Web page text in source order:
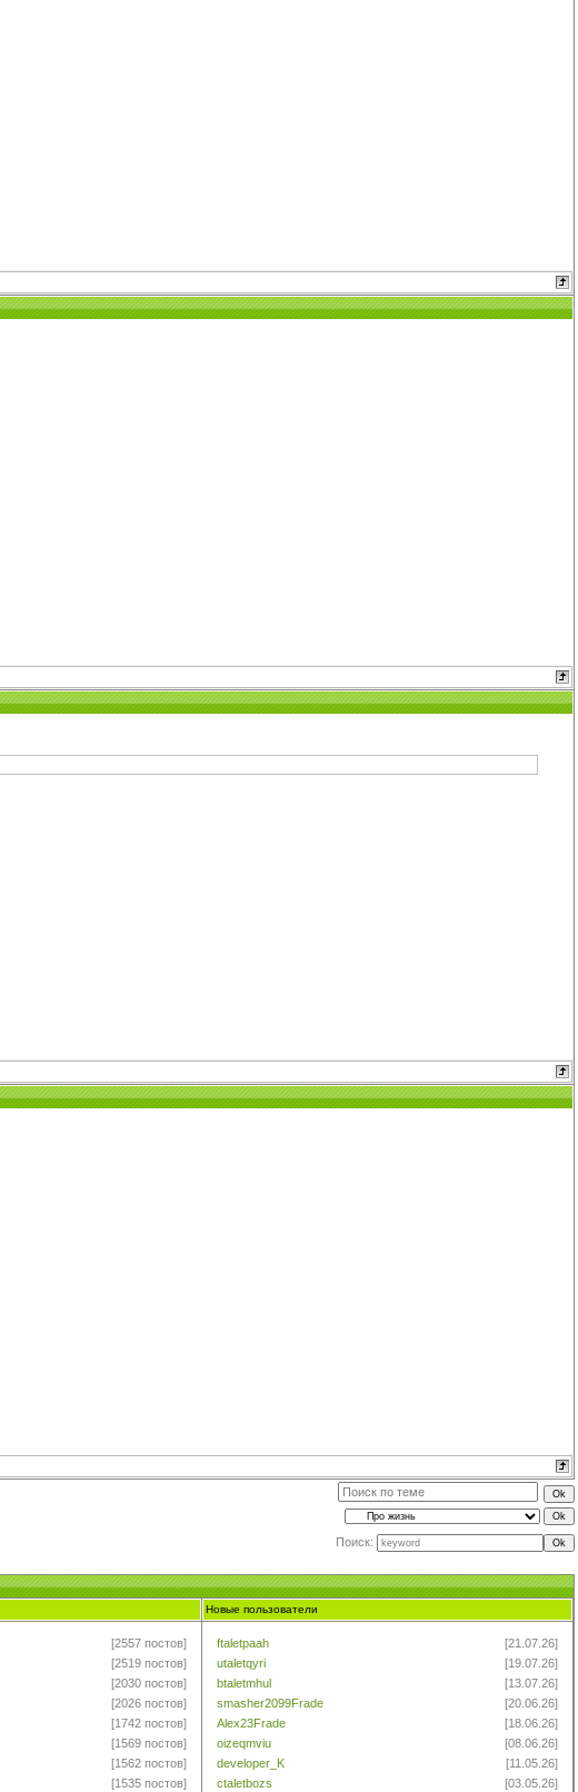
Поиск:
Новые пользователи
[2557 постов]
[2519 постов]
[2030 постов]
[2026 постов]
[1742 постов]
[1569 постов]
[1562 постов]
[1535 постов]
ftaletpaah
[21.07.26]
utaletqyri
[19.07.26]
btaletmhul
[13.07.26]
smasher2099Frade
[20.06.26]
Alex23Frade
[18.06.26]
oizeqmviu
[08.06.26]
developer_K
[11.05.26]
ctaletbozs
[03.05.26]